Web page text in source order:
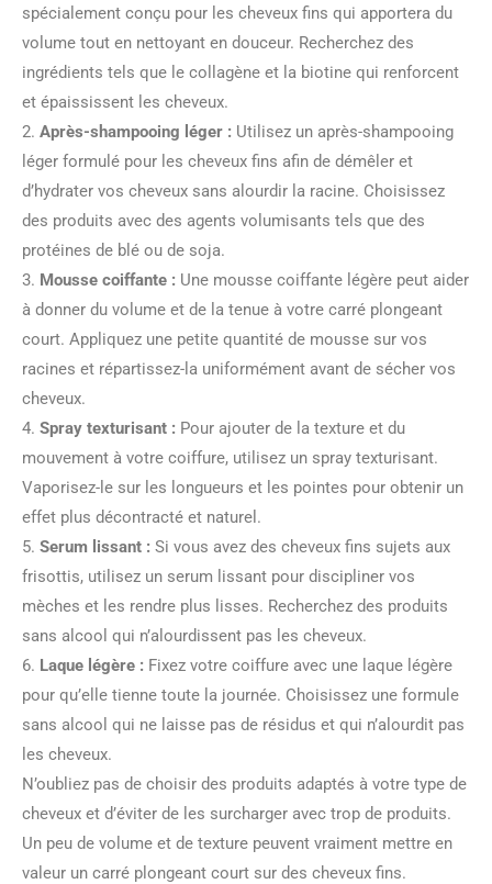
spécialement conçu pour les cheveux fins qui apportera du
volume tout en nettoyant en douceur. Recherchez des
ingrédients tels que le collagène et la biotine qui renforcent
et épaississent les cheveux.
2. Après-shampooing léger : Utilisez un après-shampooing
léger formulé pour les cheveux fins afin de démêler et
d’hydrater vos cheveux sans alourdir la racine. Choisissez
des produits avec des agents volumisants tels que des
protéines de blé ou de soja.
3. Mousse coiffante : Une mousse coiffante légère peut aider
à donner du volume et de la tenue à votre carré plongeant
court. Appliquez une petite quantité de mousse sur vos
racines et répartissez-la uniformément avant de sécher vos
cheveux.
4. Spray texturisant : Pour ajouter de la texture et du
mouvement à votre coiffure, utilisez un spray texturisant.
Vaporisez-le sur les longueurs et les pointes pour obtenir un
effet plus décontracté et naturel.
5. Serum lissant : Si vous avez des cheveux fins sujets aux
frisottis, utilisez un serum lissant pour discipliner vos
mèches et les rendre plus lisses. Recherchez des produits
sans alcool qui n’alourdissent pas les cheveux.
6. Laque légère : Fixez votre coiffure avec une laque légère
pour qu’elle tienne toute la journée. Choisissez une formule
sans alcool qui ne laisse pas de résidus et qui n’alourdit pas
les cheveux.
N’oubliez pas de choisir des produits adaptés à votre type de
cheveux et d’éviter de les surcharger avec trop de produits.
Un peu de volume et de texture peuvent vraiment mettre en
valeur un carré plongeant court sur des cheveux fins.